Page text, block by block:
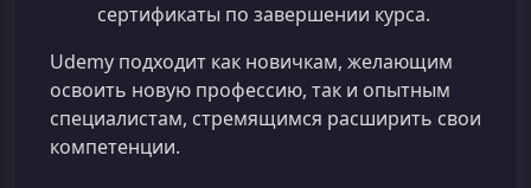
сертификаты по завершении курса.
Udemy подходит как новичкам, желающим
освоить новую профессию, так и опытным
специалистам, стремящимся расширить свои
компетенции.